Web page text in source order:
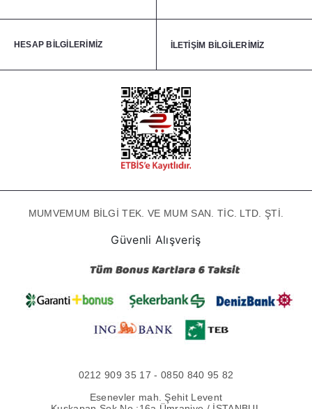
HESAP BİLGİLERİMİZ İLETİŞİM BİLGİLERİMİZ
MUMVEMUM BİLGİ TEK. VE MUM SAN. TİC. LTD. ŞTİ.
Güvenli Alışveriş
0212 909 35 17 - 0850 840 95 82
Esenevler mah. Şehit Levent